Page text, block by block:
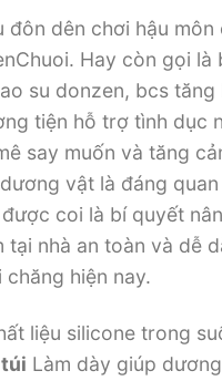
đôn dên chơi hậu môn
Hay còn gọi là
su donzen, bcs
tiện hỗ trợ tình dục
say muốn và tăng
vật là đáng
coi là bí quyết
tại nhà an toàn và dễ
chăng hiện nay.
liệu silicone trong
Làm dày giúp